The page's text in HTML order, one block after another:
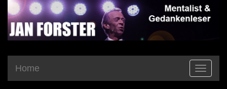
Toggle
Home